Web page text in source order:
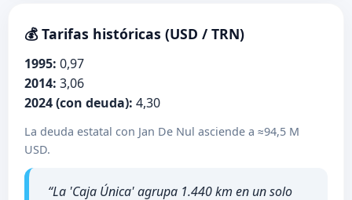
💰 Tarifas históricas (USD / TRN)
1995: 0,97
2014: 3,06
2024 (con deuda): 4,30
La deuda estatal con Jan De Nul asciende a ≈94,5 M
USD.
“La 'Caja Única' agrupa 1.440 km en un solo